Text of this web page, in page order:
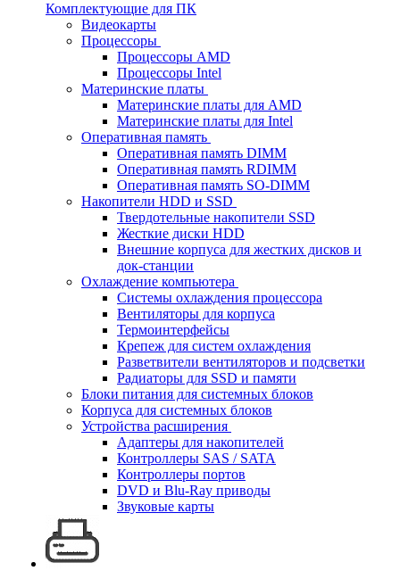
Комплектующие для ПК
Видеокарты
Процессоры
Процессоры AMD
Процессоры Intel
Материнские платы
Материнские платы для AMD
Материнские платы для Intel
Оперативная память
Оперативная память DIMM
Оперативная память RDIMM
Оперативная память SO-DIMM
Накопители HDD и SSD
Твердотельные накопители SSD
Жесткие диски HDD
Внешние корпуса для жестких дисков и
док-станции
Охлаждение компьютера
Системы охлаждения процессора
Вентиляторы для корпуса
Термоинтерфейсы
Крепеж для систем охлаждения
Разветвители вентиляторов и подсветки
Радиаторы для SSD и памяти
Блоки питания для системных блоков
Корпуса для системных блоков
Устройства расширения
Адаптеры для накопителей
Контроллеры SAS / SATA
Контроллеры портов
DVD и Blu-Ray приводы
Звуковые карты